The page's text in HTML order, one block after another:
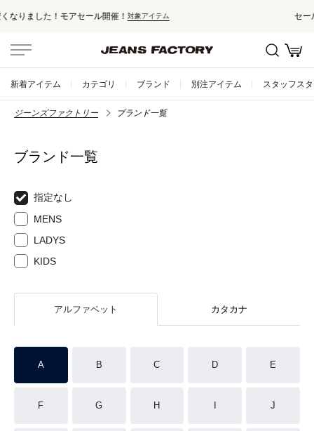
セール対象外アイテムは10%ポイント還元！
新着アイテム カテゴリ ブランド 別注アイテム スタッフス
ジーンズファクトリー ブランド一覧
ブランド一覧
指定なし
MENS
LADYS
KIDS
アルファベット カタカナ
A B C D E
F G H J